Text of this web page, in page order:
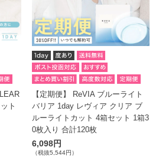
ト
【定期便】 ReVIA ブルーライト
バリア 1day レヴィア クリア ブ
ルーライトカット 4箱セット 1箱3
0枚入り 合計120枚
6,098円
（税抜5,544円）